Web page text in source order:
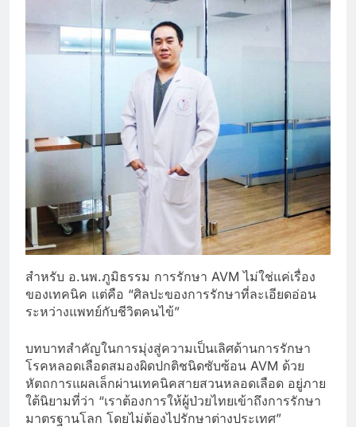
สำหรับ อ.นพ.ภูมิธรรม การรักษา AVM ไม่ใช่แค่เรื่อง
ของเทคนิค แต่คือ “ศิลปะของการรักษาที่ละเอียดอ่อน
ระหว่างแพทย์กับชีวิตคนไข้”
บทบาทสำคัญในการมุ่งสู่ความเป็นเลิศด้านการรักษา
โรคหลอดเลือดสมองผิดปกติชนิดซับซ้อน AVM ด้วย
หัตถการแผลเล็กผ่านเทคนิคสายสวนหลอดเลือด อยู่ภาย
ใต้นิยามที่ว่า “เราต้องการให้ผู้ป่วยไทยเข้าถึงการรักษา
มาตรฐานโลก โดยไม่ต้องไปรักษาต่างประเทศ”